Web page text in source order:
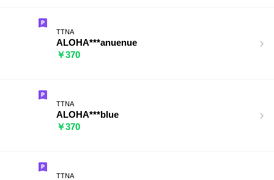
TTNA
ALOHA***anuenue
￥370
TTNA
ALOHA***blue
￥370
TTNA